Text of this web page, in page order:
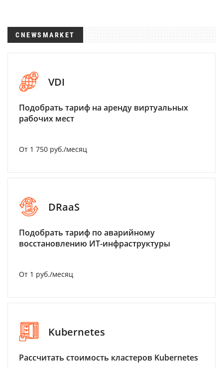
CNEWSMARKET
VDI
Подобрать тариф на аренду виртуальных
рабочих мест
От 1 750 руб./месяц
DRaaS
Подобрать тариф по аварийному
восстановлению ИТ-инфраструктуры
От 1 руб./месяц
Kubernetes
Рассчитать стоимость кластеров Kubernetes